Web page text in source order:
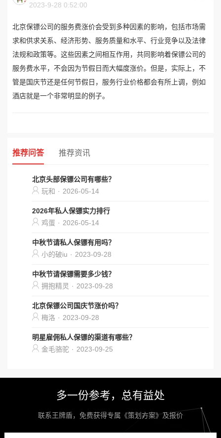
2023-9-28 0:52:00
北京保镖公司的服务费涨价会受到多种因素的影响，包括市场需
求和供求关系、经济形势、服务质量和水平、行业竞争以及法律
法规和政策等。这些因素之间相互作用，共同影响着保镖公司的
服务费水平，不会因为节假日而大幅度涨价。但是，实际上，不
管是国庆节还是任何节假日，服务行业价格都会有所上调，例如
酒店就是一个非常明显的例子。
推荐问答 推荐资讯
北京头部保镖公司有哪些？
玩和 · 2026-05-14
2026年私人保镖实力排行
鸡蛋 · 2026-05-14
中秋节请私人保镖有用吗？
小的破iu · 2023-09-28
中秋节请保镖需要多少钱？
拥抱精灵 · 2023-09-28
北京保镖公司国庆节涨价吗？
梅洛 · 2023-09-28
明星雇佣私人保镖的渠道有哪些？
金毛骆驼 · 2023-09-25
多一份参考，总有益处
联系王牌盾，免费获得专属《策划方案》及报价